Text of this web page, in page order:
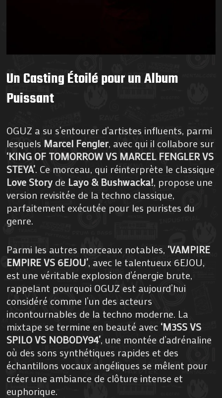
Un Casting Étoilé pour un Album
Puissant
OGUZ a su s’entourer d’artistes influents, parmi
lesquels Marcel Fengler, avec qui il collabore sur
‘KING OF TOMORROW VS MARCEL FENGLER VS
STEYA’. Ce morceau, qui réinterprète le classique
Love Story de Layo & Bushwacka!, propose une
version revisitée de la techno classique,
parfaitement exécutée pour les puristes du
genre.
Parmi les autres morceaux notables, ‘VAMPIRE
EMPIRE VS 6EJOU’, avec le talentueux 6EJOU,
est une véritable explosion d’énergie brute,
rappelant pourquoi OGUZ est aujourd’hui
considéré comme l’un des acteurs
incontournables de la techno moderne. La
mixtape se termine en beauté avec ‘M3SS VS
SPILO VS NOBODY94’, une montée d’adrénaline
où des sons synthétiques rapides et des
échantillons vocaux angéliques se mêlent pour
créer une ambiance de clôture intense et
euphorique.